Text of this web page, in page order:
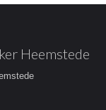
Heemstede